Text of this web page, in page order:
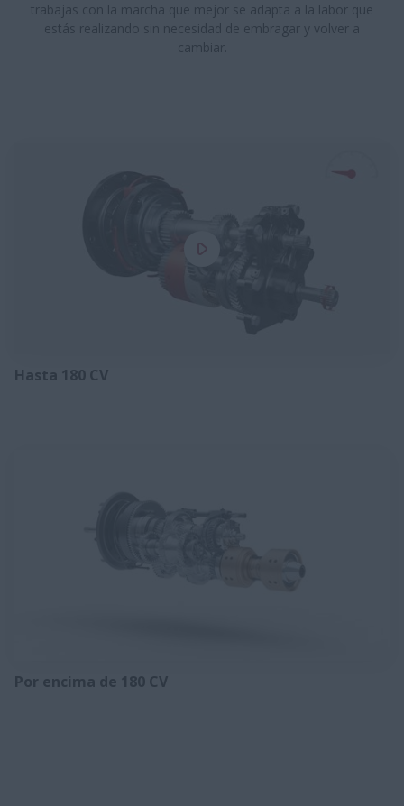
trabajas con la marcha que mejor se adapta a la labor que
estás realizando sin necesidad de embragar y volver a
cambiar.​
Hasta 180 CV
Por encima de 180 CV